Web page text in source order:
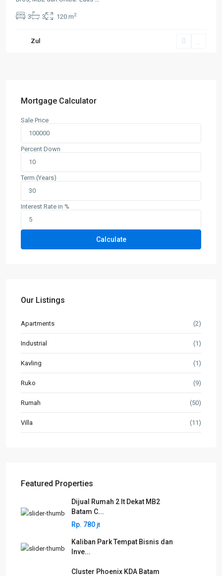
3 3 120 m2
Zul
Mortgage Calculator
Sale Price
Percent Down
Term (Years)
Interest Rate in %
Calculate
Our Listings
Apartments (2)
Industrial (1)
Kavling (1)
Ruko (9)
Rumah (50)
Villa (11)
Featured Properties
Dijual Rumah 2 lt Dekat MB2
Batam C...
Rp. 780 jt
Kaliban Park Tempat Bisnis dan
Inve...
Cluster Phoenix KDA Batam